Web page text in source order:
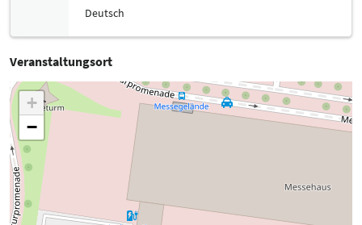
Deutsch
Veranstaltungsort
+
−